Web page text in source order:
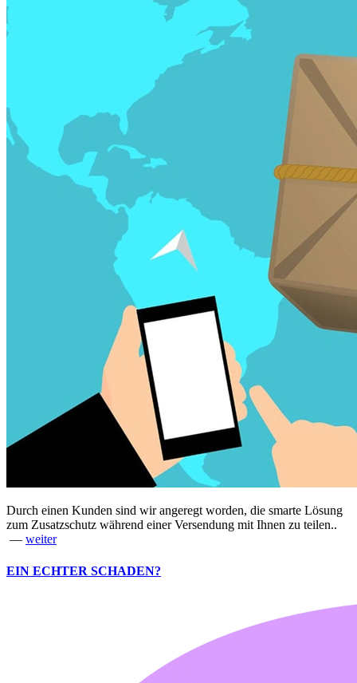
Durch einen Kunden sind wir angeregt worden, die smarte Lösung
zum Zusatzschutz während einer Versendung mit Ihnen zu teilen..
— weiter
EIN ECHTER SCHADEN?